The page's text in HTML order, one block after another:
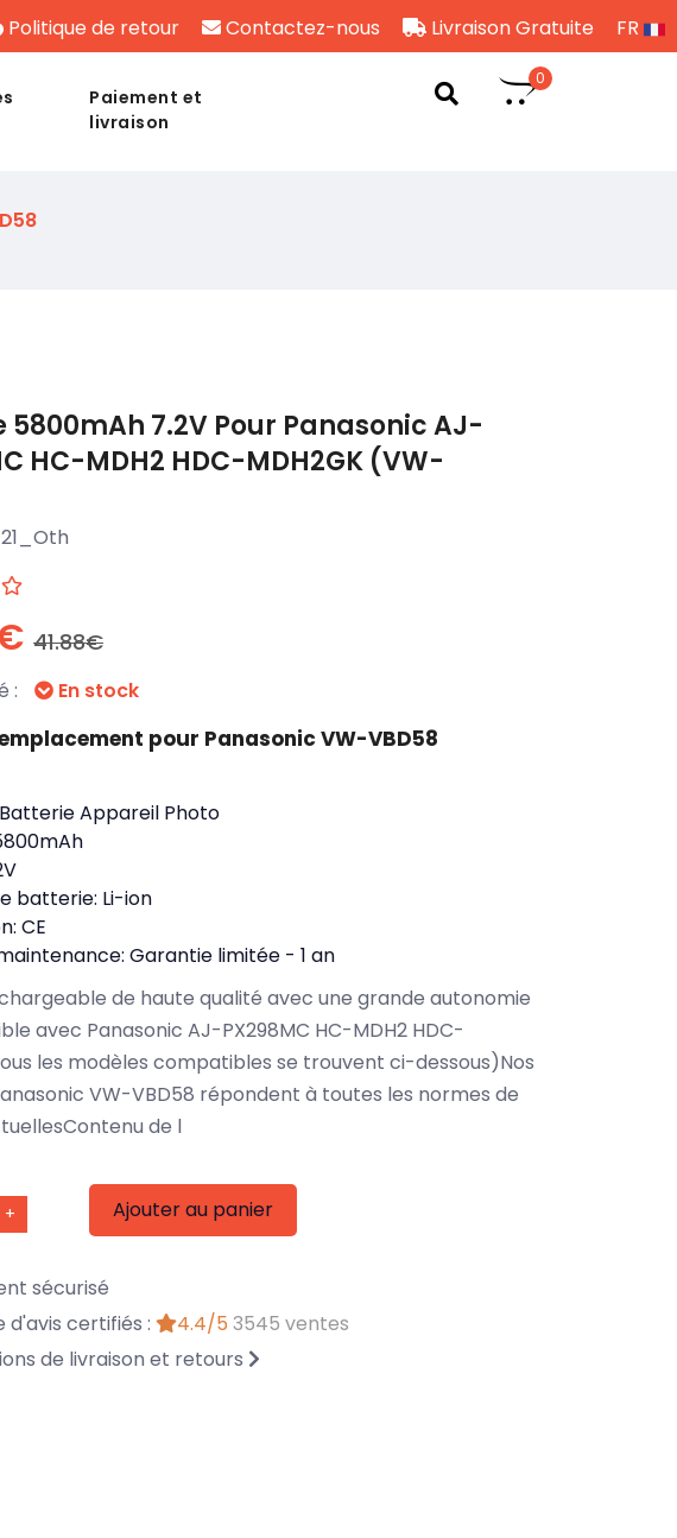
Politique de retour Contactez-nous Livraison Gratuite FR
Paiement et
livraison
0
5800mAh 7.2V Pour Panasonic AJ-
HC-MDH2 HDC-MDH2GK (VW-
41.88€
: En stock
pour Panasonic VW-VBD58
Batterie Appareil Photo
batterie: Li-ion
CE
Garantie limitée - 1 an
de haute qualité avec une grande autonomie
avec Panasonic AJ-PX298MC HC-MDH2 HDC-
les modèles compatibles se trouvent ci-dessous)Nos
VW-VBD58 répondent à toutes les normes de
de l
+ Ajouter au panier
sécurisé
d'avis certifiés :
4.4/5 3545 ventes
de livraison et retours